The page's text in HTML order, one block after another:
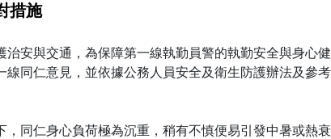
措施
安與交通，為保障第一線執勤員警的執勤安全與身心
同仁意見，並依據公務人員安全及衛生防護辦法及參
同仁身心負荷極為沉重，稍有不慎便易引發中暑或熱